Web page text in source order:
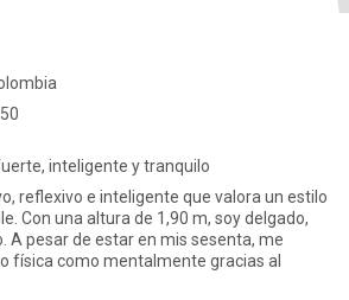
inteligente y tranquilo
reflexivo e inteligente que valora un estilo
Con una altura de 1,90 m, soy delgado,
A pesar de estar en mis sesenta, me
física como mentalmente gracias al